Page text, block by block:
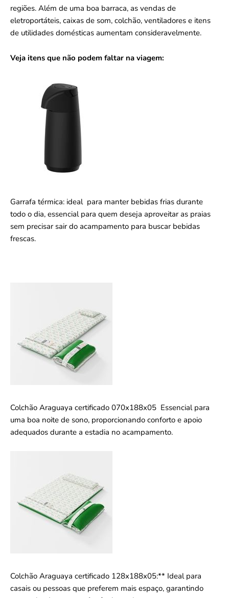
regiões. Além de uma boa barraca, as vendas de
eletroportáteis, caixas de som, colchão, ventiladores e itens
de utilidades domésticas aumentam consideravelmente.
Veja itens que não podem faltar na viagem:
Garrafa térmica: ideal para manter bebidas frias durante
todo o dia, essencial para quem deseja aproveitar as praias
sem precisar sair do acampamento para buscar bebidas
frescas.
Colchão Araguaya certificado 070x188x05 Essencial para
uma boa noite de sono, proporcionando conforto e apoio
adequados durante a estadia no acampamento.
Colchão Araguaya certificado 128x188x05:** Ideal para
casais ou pessoas que preferem mais espaço, garantindo